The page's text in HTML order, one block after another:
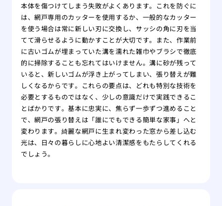
本体を傷つけてしまう失敗がよくあります。これを防ぐに
は、網戸専用のカッターを使用するか、一般的なカッター
を使う場合は常に新しい刃に交換し、サッシの角に刃を当
てて滑らせるように動かすことが大切です。また、作業前
に古いゴムが埋まっていた溝を濡れた雑巾やブラシで徹底
的に掃除することも忘れてはいけません。溝に砂が残って
いると、新しいゴムが浮き上がってしまい、張り替えが難
しくなるからです。これらの要点は、どれも特別な技術を
必要とするものではなく、少しの意識だけで実践できるこ
とばかりです。基本に忠実に、焦らず一歩ずつ進めること
で、網戸の張り替えは「誰にでもできる簡単な家事」へと
変わります。綺麗な網戸に生まれ変わった窓から差し込む
光は、日々の暮らしに心地よい清潔感をもたらしてくれる
でしょう。